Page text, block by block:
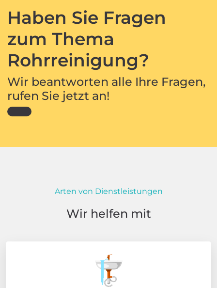
Haben Sie Fragen
zum Thema
Rohrreinigung?
Wir beantworten alle Ihre Fragen,
rufen Sie jetzt an!
Arten von Dienstleistungen
Wir helfen mit